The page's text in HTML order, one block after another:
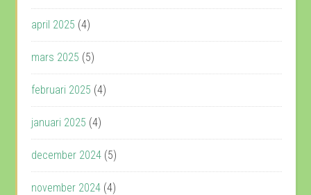
april 2025 (4)
mars 2025 (5)
februari 2025 (4)
januari 2025 (4)
december 2024 (5)
november 2024 (4)